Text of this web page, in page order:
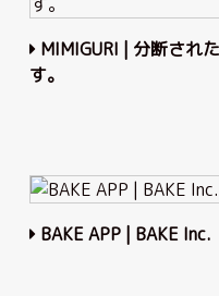
MIMIGURI | 分断され
す。
BAKE APP | BAKE Inc.